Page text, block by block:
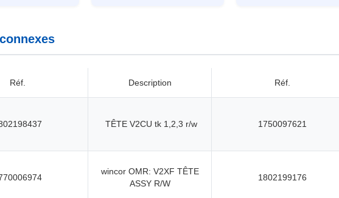
Réf. Description Réf.
TÊTE V2CU tk 1,2,3 r/w 1750097621
wincor OMR: V2XF TÊTE
ASSY R/W
1802199176